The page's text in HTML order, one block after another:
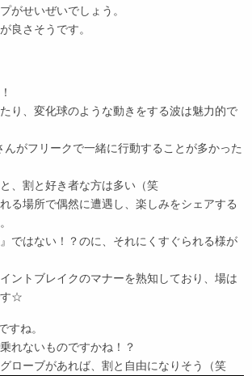
がせいぜいでしょう。
良さそうです。
り、変化球のような動きをする波は魅力的で
んがフリークで一緒に行動することが多かった
、割と好き者な方は多い（笑
る場所で偶然に遭遇し、楽しみをシェアする
ではない！？のに、それにくすぐられる様が
ントブレイクのマナーを熟知しており、場は
す☆
すね。
れないものですかね！？
ローブがあれば、割と自由になりそう（笑